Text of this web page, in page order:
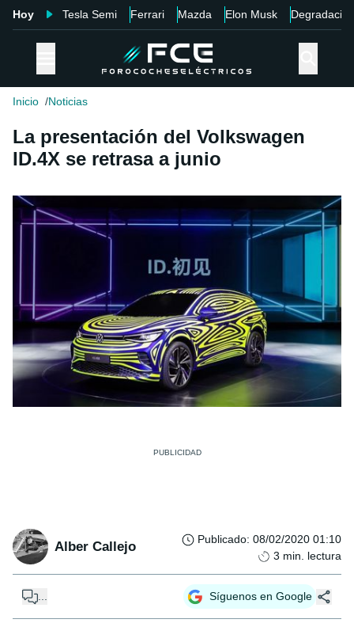
Hoy Tesla Semi Ferrari Mazda Elon Musk Degradación
Inicio Noticias
La presentación del Volkswagen
ID.4X se retrasa a junio
Alber Callejo Publicado: 08/02/2020 01:10
3 min. lectura
... Síguenos en Google